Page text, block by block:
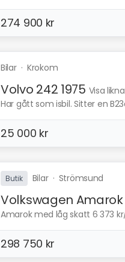
274 900 kr
Bilar· Krokom
Volvo 242 1975 Visa
Har gått som isbil. Sitter en
25 000 kr
Butik Bilar· Strömsund
Volkswagen Amarok
Amarok med låg skatt 6 373
298 750 kr